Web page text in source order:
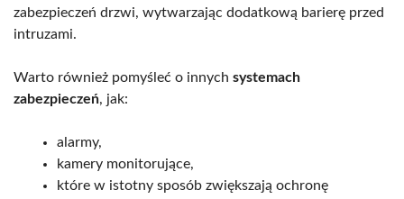
zabezpieczeń drzwi, wytwarzając dodatkową barierę przed
intruzami.
Warto również pomyśleć o innych systemach
zabezpieczeń, jak:
alarmy,
kamery monitorujące,
które w istotny sposób zwiększają ochronę